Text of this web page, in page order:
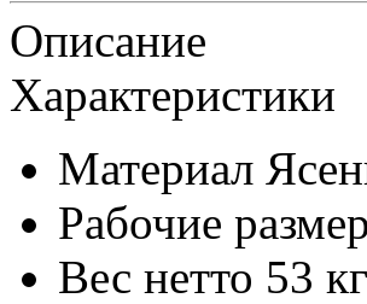
Описание
Характеристики
Материал
Рабочие
Вес нетто 53 кг